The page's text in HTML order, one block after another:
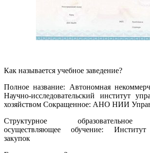
Как называется учебное заведение?
Полное название: Автономная
Научно-исследовательский институт
хозяйством Сокращенное: АНО НИИ
Структурное образовательное
осуществляющее обучение: Институт
закупок